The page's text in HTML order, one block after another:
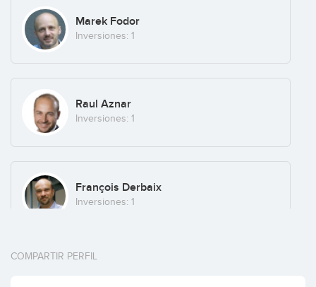
Marek Fodor
Inversiones: 1
Raul Aznar
Inversiones: 1
François Derbaix
Inversiones: 1
COMPARTIR PERFIL